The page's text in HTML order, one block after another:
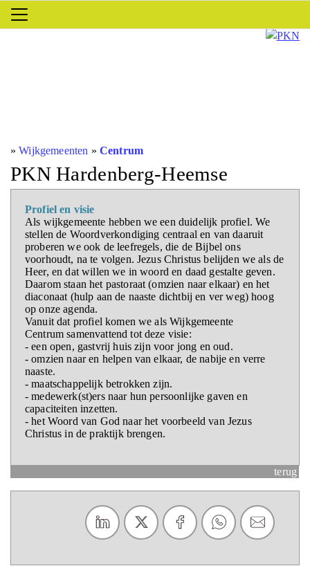
»Wijkgemeenten » Centrum
PKN Hardenberg-Heemse
Profiel en visie
Als wijkgemeente hebben we een duidelijk profiel. We
stellen de Woordverkondiging centraal en van daaruit
proberen we ook de leefregels, die de Bijbel ons
voorhoudt, na te volgen. Jezus Christus belijden we als de
Heer, en dat willen we in woord en daad gestalte geven.
Daarom staan het pastoraat (omzien naar elkaar) en het
diaconaat (hulp aan de naaste dichtbij en ver weg) hoog
op onze agenda.
Vanuit dat profiel komen we als Wijkgemeente
Centrum samenvattend tot deze visie:
- een open, gastvrij huis zijn voor jong en oud.
- omzien naar en helpen van elkaar, de nabije en verre
naaste.
- maatschappelijk betrokken zijn.
- medewerk(st)ers naar hun persoonlijke gaven en
capaciteiten inzetten.
- het Woord van God naar het voorbeeld van Jezus
Christus in de praktijk brengen.
terug